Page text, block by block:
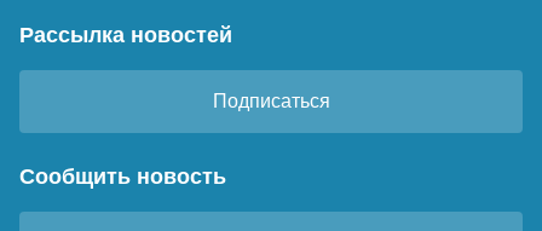
Рассылка новостей
Подписаться
Сообщить новость